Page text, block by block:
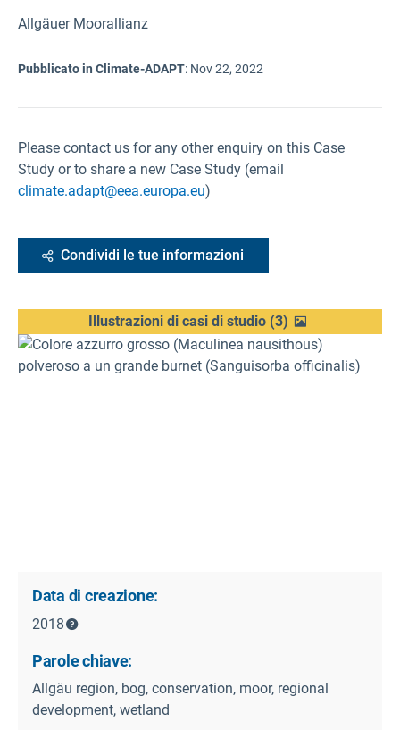
Allgäuer Moorallianz
Pubblicato in Climate-ADAPT: Nov 22, 2022
Please contact us for any other enquiry on this Case
Study or to share a new Case Study (email
climate.adapt@eea.europa.eu)
Condividi le tue informazioni
Illustrazioni di casi di studio(3)
Data di creazione:
2018
Parole chiave:
Allgäu region, bog, conservation, moor, regional
development, wetland